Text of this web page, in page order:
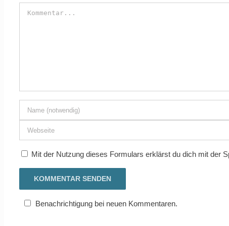
Mit der Nutzung dieses Formulars erklärst du dich mit der
Benachrichtigung bei neuen Kommentaren.